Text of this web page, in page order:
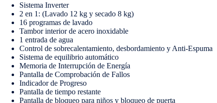
Sistema Inverter
2 en 1: (Lavado 12 kg y secado 8 kg)
16 programas de lavado
Tambor interior de acero inoxidable
1 entrada de agua
Control de sobrecalentamiento, desbordamiento y Anti-Espuma
Sistema de equilibrio automático
Memoria de Interrupción de Energía
Pantalla de Comprobación de Fallos
Indicador de Progreso
Pantalla de tiempo restante
Pantalla de bloqueo para niños y bloqueo de puerta